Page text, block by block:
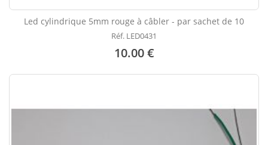
Led cylindrique 5mm rouge à câbler - par sachet de 10
Réf. LED0431
10.00 €